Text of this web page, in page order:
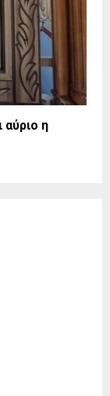
αύριο η